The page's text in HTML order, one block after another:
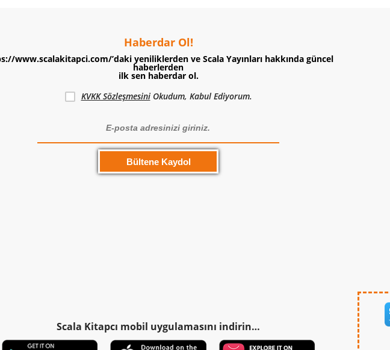
Haberdar Ol!
www.scalakitapci.com/’daki yeniliklerden ve Scala Yayınları hakkında güncel
haberlerden
ilk sen haberdar ol.
KVKK SözleşmesiniOkudum, Kabul Ediyorum.
Scala Kitapcı mobil uygulamasını indirin…